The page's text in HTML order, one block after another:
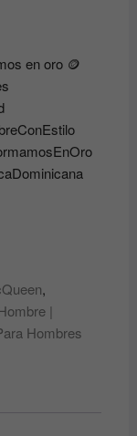
en oro 🪙
,
|
Hombres